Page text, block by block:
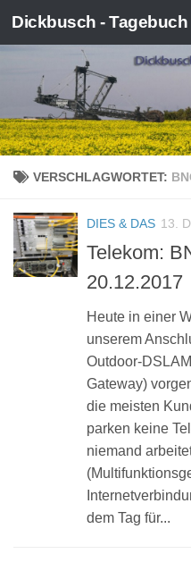
Zum Inhalt springen
VERSCHLAGWORTET:
DIES & DAS 13.
Telekom:
20.12.2017
Heute in einer
unserem
Outdoor-
Gateway)
die meisten
parken keine
niemand
dem Tag für...